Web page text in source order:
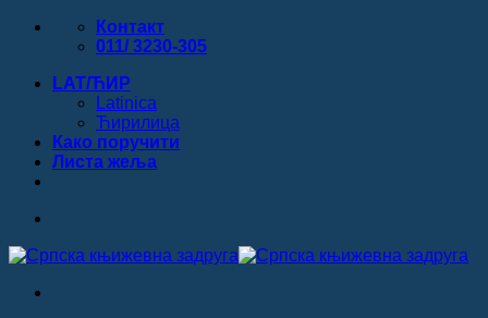
Прескочи
Контакт
011/ 3230-305
LAT/ЋИР
Latinica
Ћирилица
Како поручити
Листa жеља